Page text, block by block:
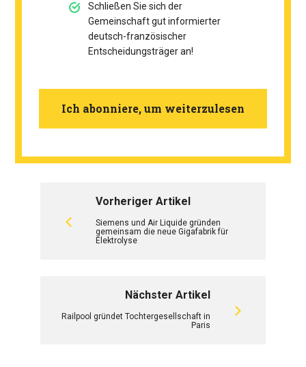
Schließen Sie sich der
Gemeinschaft gut informierter
deutsch-französischer
Entscheidungsträger an!
Ich abonniere, um weiterzulesen
Vorheriger Artikel
Siemens und Air Liquide gründen
gemeinsam die neue Gigafabrik für
Elektrolyse
Nächster Artikel
Railpool gründet Tochtergesellschaft in
Paris